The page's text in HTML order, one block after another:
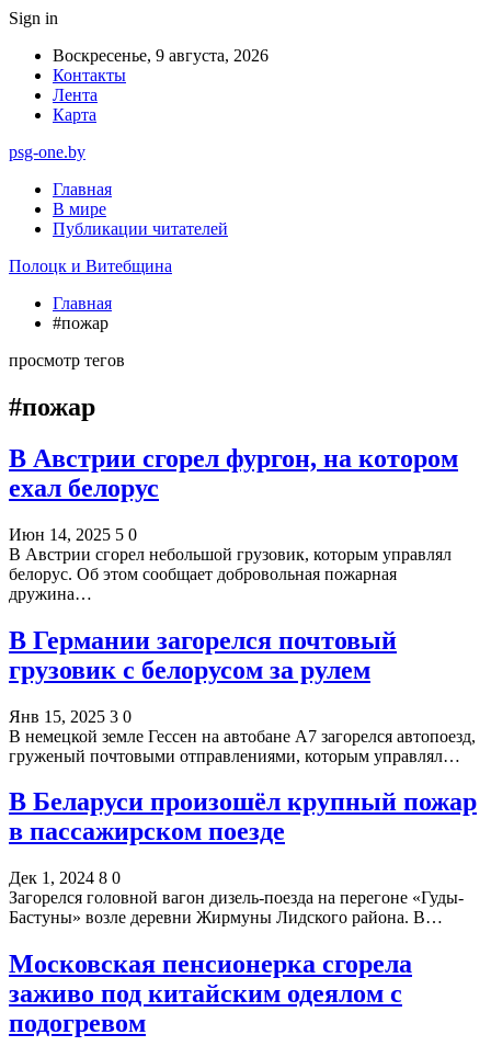
Sign in
Воскресенье, 9 августа, 2026
Контакты
Лента
Карта
psg-one.by
Главная
В мире
Публикации читателей
Полоцк и Витебщина
Главная
#пожар
просмотр тегов
#пожар
В Австрии сгорел фургон, на котором
ехал белорус
Июн 14, 2025 5 0
В Австрии сгорел небольшой грузовик, которым управлял
белорус. Об этом сообщает добровольная пожарная
дружина…
В Германии загорелся почтовый
грузовик с белорусом за рулем
Янв 15, 2025 3 0
В немецкой земле Гессен на автобане А7 загорелся автопоезд,
груженый почтовыми отправлениями, которым управлял…
В Беларуси произошёл крупный пожар
в пассажирском поезде
Дек 1, 2024 8 0
Загорелся головной вагон дизель-поезда на перегоне «Гуды-
Бастуны» возле деревни Жирмуны Лидского района. В…
Московская пенсионерка сгорела
заживо под китайским одеялом с
подогревом